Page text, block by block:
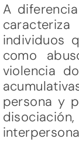
A
individuos
como
violencia
persona y